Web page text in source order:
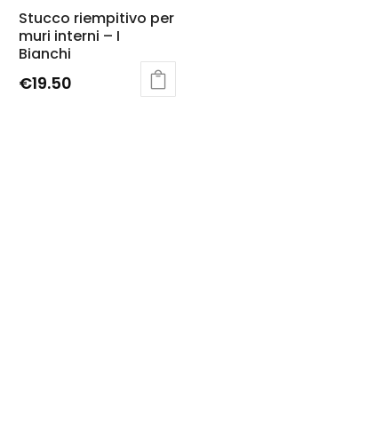
Stucco riempitivo per
muri interni – I
Bianchi
€19.50